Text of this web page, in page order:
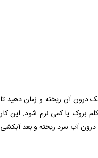
درون آن ریخته و زمان دهید تا
آب جوش ریخته و 5 دقیقه صبر کنید تا کلم بروک یا کمی نرم شود. این کار
درون آب سرد ریخته و بعد آبکشی